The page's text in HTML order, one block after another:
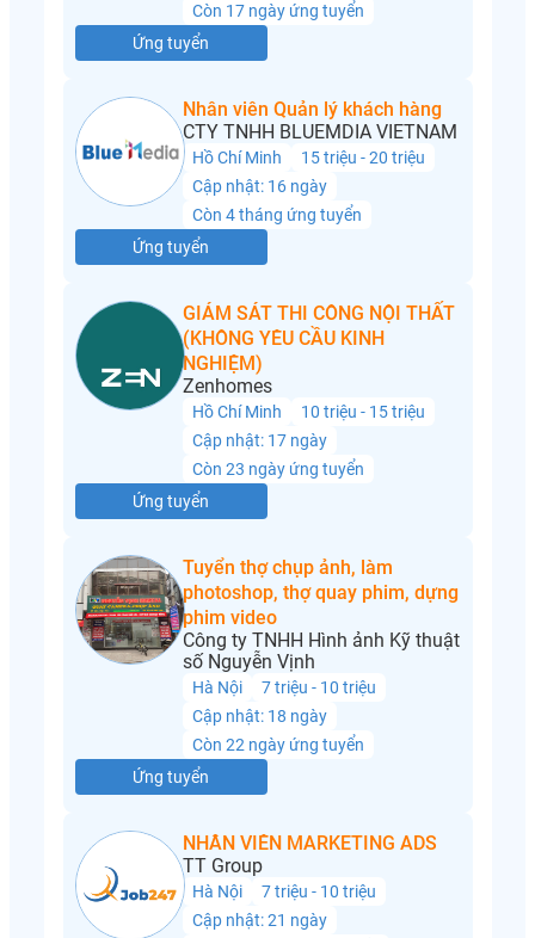
Còn 17 ngày ứng tuyển
Ứng tuyển
Nhân viên Quản lý khách hàng
CTY TNHH BLUEMDIA VIETNAM
Hồ Chí Minh
15 triệu - 20 triệu
Cập nhật: 16 ngày
Còn 4 tháng ứng tuyển
Ứng tuyển
GIÁM SÁT THI CÔNG NỘI THẤT
(KHÔNG YÊU CẦU KINH
NGHIỆM)
Zenhomes
Hồ Chí Minh
10 triệu - 15 triệu
Cập nhật: 17 ngày
Còn 23 ngày ứng tuyển
Ứng tuyển
Tuyển thợ chụp ảnh, làm
photoshop, thợ quay phim, dựng
phim video
Công ty TNHH Hình ảnh Kỹ thuật
số Nguyễn Vịnh
Hà Nội
7 triệu - 10 triệu
Cập nhật: 18 ngày
Còn 22 ngày ứng tuyển
Ứng tuyển
NHÂN VIÊN MARKETING ADS
TT Group
Hà Nội
7 triệu - 10 triệu
Cập nhật: 21 ngày